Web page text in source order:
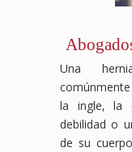
Una
la ingle, la
debilidad o
de su